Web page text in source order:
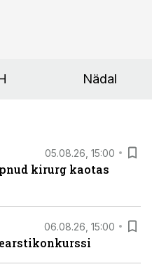
Nädal
05.08.26, 15:00
kirurg kaotas
06.08.26, 15:00